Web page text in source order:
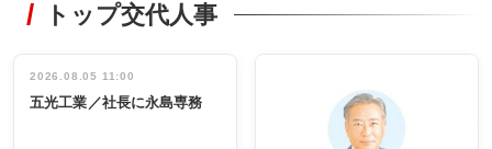
非鉄業界で
インタビュ
ー／社内ア
タックトレー
祝う 業界関
係者ら220人
出席
トップ交代人事
2026.08.05 11:00
五光工業／社長に永島専務